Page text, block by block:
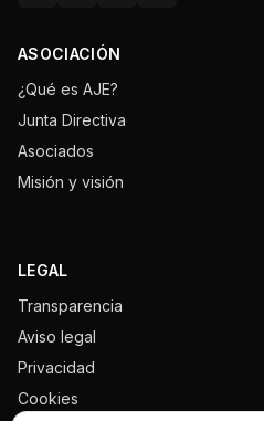
ASOCIACIÓN
¿Qué es AJE?
Junta Directiva
Asociados
Misión y visión
LEGAL
Transparencia
Aviso legal
Privacidad
Cookies